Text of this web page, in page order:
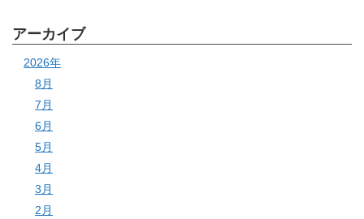
アーカイブ
2026年
8月
7月
6月
5月
4月
3月
2月